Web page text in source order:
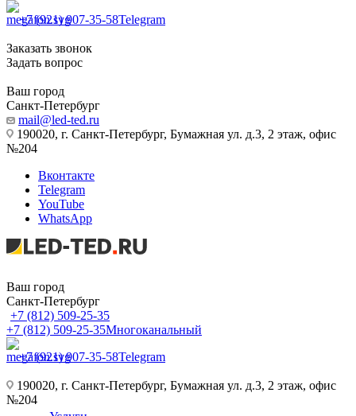
+7 (921) 907-35-58Telegram
Заказать звонок
Задать вопрос
Ваш город
Санкт-Петербург
mail@led-ted.ru
190020, г. Санкт-Петербург, Бумажная ул. д.3, 2 этаж, офис
№204
Вконтакте
Telegram
YouTube
WhatsApp
Ваш город
Санкт-Петербург
+7 (812) 509-25-35
+7 (812) 509-25-35Многоканальный
+7 (921) 907-35-58Telegram
190020, г. Санкт-Петербург, Бумажная ул. д.3, 2 этаж, офис
№204